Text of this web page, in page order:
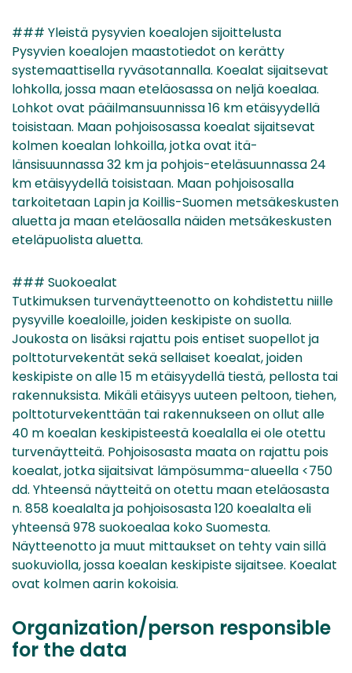
### Yleistä pysyvien koealojen sijoittelusta
Pysyvien koealojen maastotiedot on kerätty
systemaattisella ryväsotannalla. Koealat sijaitsevat
lohkolla, jossa maan eteläosassa on neljä koealaa.
Lohkot ovat pääilmansuunnissa 16 km etäisyydellä
toisistaan. Maan pohjoisosassa koealat sijaitsevat
kolmen koealan lohkoilla, jotka ovat itä-
länsisuunnassa 32 km ja pohjois-eteläsuunnassa 24
km etäisyydellä toisistaan. Maan pohjoisosalla
tarkoitetaan Lapin ja Koillis-Suomen metsäkeskusten
aluetta ja maan eteläosalla näiden metsäkeskusten
eteläpuolista aluetta.
### Suokoealat
Tutkimuksen turvenäytteenotto on kohdistettu niille
pysyville koealoille, joiden keskipiste on suolla.
Joukosta on lisäksi rajattu pois entiset suopellot ja
polttoturvekentät sekä sellaiset koealat, joiden
keskipiste on alle 15 m etäisyydellä tiestä, pellosta tai
rakennuksista. Mikäli etäisyys uuteen peltoon, tiehen,
polttoturvekenttään tai rakennukseen on ollut alle
40 m koealan keskipisteestä koealalla ei ole otettu
turvenäytteitä. Pohjoisosasta maata on rajattu pois
koealat, jotka sijaitsivat lämpösumma-alueella <750
dd. Yhteensä näytteitä on otettu maan eteläosasta
n. 858 koealalta ja pohjoisosasta 120 koealalta eli
yhteensä 978 suokoealaa koko Suomesta.
Näytteenotto ja muut mittaukset on tehty vain sillä
suokuviolla, jossa koealan keskipiste sijaitsee. Koealat
ovat kolmen aarin kokoisia.
Organization/person responsible
for the data